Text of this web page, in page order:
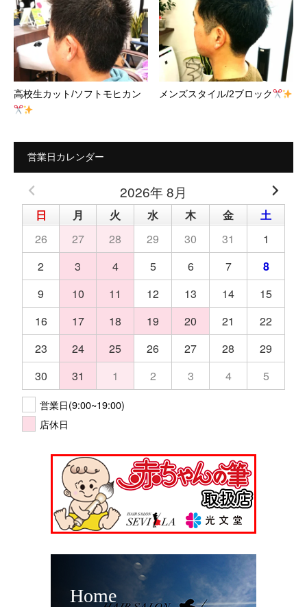
高校生カット/ソフトモヒカン メンズスタイル/2ブロック
営業日カレンダー
2026年 8月
日 月 火 水 木 金
土
26
27 28 29 30 31
1
2
3 4 5 6 7
8
9
10 11 12 13 14
15
16
17 18 19 20 21
22
23
24 25 26 27 28
29
30
31 1 2 3 4 5
営業日(9:00~19:00)
店休日
Home